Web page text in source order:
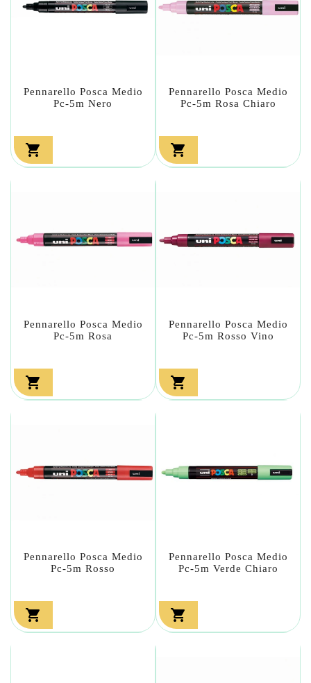
Pennarello Posca Medio
Pc-5m Nero

Pennarello Posca Medio
Pc-5m Rosa Chiaro

Pennarello Posca Medio
Pc-5m Rosa

Pennarello Posca Medio
Pc-5m Rosso Vino

Pennarello Posca Medio
Pc-5m Rosso

Pennarello Posca Medio
Pc-5m Verde Chiaro
